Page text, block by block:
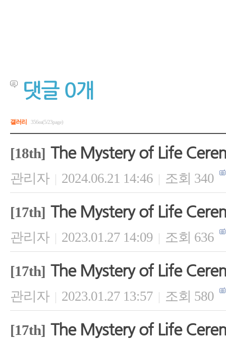
댓글 0개
갤러리 356ea(5/23page)
[18th] The Mystery of Life
관리자 | 2024.06.21 14:46 | 조회 340
[17th] The Mystery of Life
관리자 | 2023.01.27 14:09 | 조회 636
[17th] The Mystery of Life
관리자 | 2023.01.27 13:57 | 조회 580
[17th] The Mystery of Life